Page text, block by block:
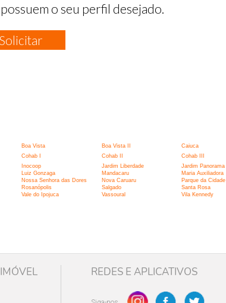
o seu perfil desejado.
Solicitar
Boa Vista Boa Vista II Caiuca
Cohab I Cohab II Cohab III
Inocoop Jardim Liberdade Jardim Panorama
Luiz Gonzaga Mandacaru Maria Auxiliadora
Nossa Senhora das Dores Nova Caruaru Parque da Cidade
Rosanópolis Salgado Santa Rosa
Vale do Ipojuca Vassoural Vila Kennedy
REDES E APLICATIVOS